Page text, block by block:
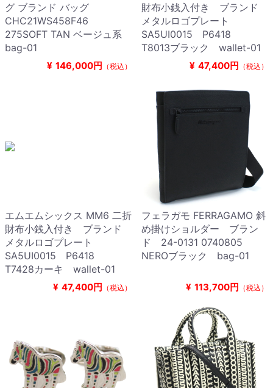
グ ブランド バッグ
CHC21WS458F46
275SOFT TAN ベージュ系
bag-01
¥ 146,000円 （税込）
財布小銭入付き ブランド
メタルロゴプレート
SA5UI0015 P6418
T8013ブラック wallet-01
¥ 47,400円 （税込）
エムエムシックス MM6 二折
財布小銭入付き ブランド
メタルロゴプレート
SA5UI0015 P6418
T7428カーキ wallet-01
¥ 47,400円 （税込）
フェラガモ FERRAGAMO 斜
め掛けショルダー ブラン
ド 24-0131 0740805
NEROブラック bag-01
¥ 113,700円 （税込）